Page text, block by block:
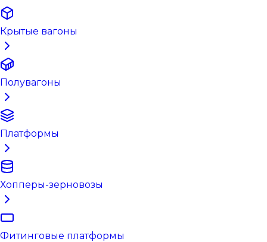
Крытые вагоны
Полувагоны
Платформы
Хопперы-зерновозы
Фитинговые платформы